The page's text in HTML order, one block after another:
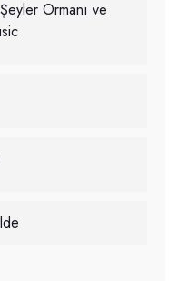
Ormanı ve